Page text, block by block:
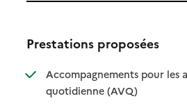
Prestations proposées
Accompagnements pour les
quotidienne (AVQ): disponible
: non disponible